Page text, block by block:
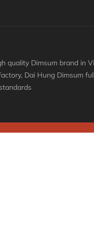
quality Dimsum brand in
Dai Hung Dimsum